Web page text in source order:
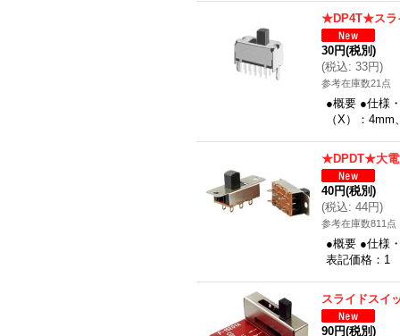
★DP4T★スラ
30円(税別)
(税込: 33円)
参考在庫数21点
●概要 ●仕様
（X）：
★DPDT★大電
40円(税別)
(税込: 44円)
参考在庫数811点
●概要 ●仕様
表記価格：1
スライドスイ
90円(税別)